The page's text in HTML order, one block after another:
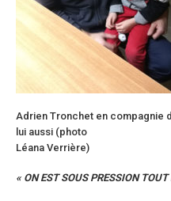
Adrien Tronchet en compagnie
lui aussi (photo
Léana Verrière)
« ON EST SOUS PRESSION TOUT